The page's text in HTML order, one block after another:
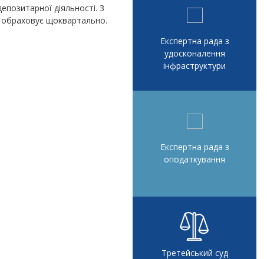
діяльності. З
обраховує щоквартально.
Експертна рада з
удосконалення
інфраструктури
Експертна рада з
оподаткування
Третейський суд